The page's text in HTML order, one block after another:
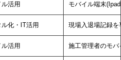
活用 モバイル端末
化・IT活用 現場入退場記録
活用 施工管理者のモ